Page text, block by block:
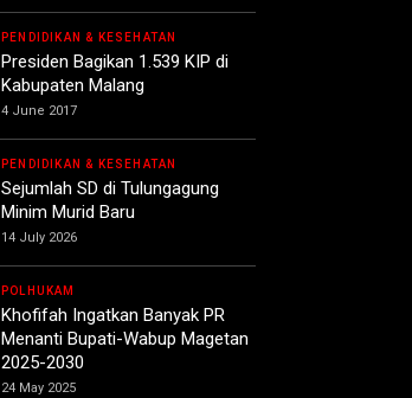
PENDIDIKAN & KESEHATAN
Presiden Bagikan 1.539 KIP di
Kabupaten Malang
4 June 2017
PENDIDIKAN & KESEHATAN
Sejumlah SD di Tulungagung
Minim Murid Baru
14 July 2026
POLHUKAM
Khofifah Ingatkan Banyak PR
Menanti Bupati-Wabup Magetan
2025-2030
24 May 2025